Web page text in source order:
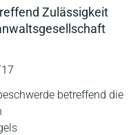
Zulässigkeit
betreffend die